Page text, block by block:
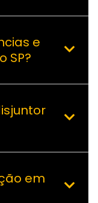
e
SP?
em